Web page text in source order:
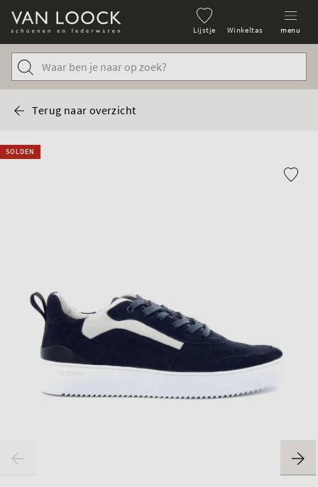
Lijstje Winkeltas menu
Terug naar overzicht
SOLDEN